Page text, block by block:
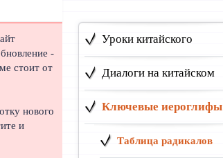
-
стоит от
нового
и
Уроки китайского
Диалоги на китайском
Ключевые иероглифы
Таблица радикалов